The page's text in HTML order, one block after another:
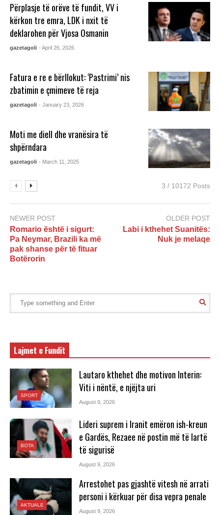
Përplasje të orëve të fundit, VV i
kërkon tre emra, LDK i nxit të
deklarohen për Vjosa Osmanin
gazetagoli - April 26, 2026
Fatura e re e bërllokut: ‘Pastrimi’ nis
zbatimin e çmimeve të reja
gazetagoli - January 23, 2026
Moti me diell dhe vranësira të
shpërndara
gazetagoli - March 11, 2025
3 / 10172 Posts
NEWER POST
Romario është i sigurt:
Pa Neymar, Brazili ka më
pak shanse për të fituar
Botërorin
OLDER POST
Labi i kthehet Suanitës:
Nuk je melaqe
Lajmet e Fundit
SPORT
Lautaro kthehet dhe motivon Interin:
Viti i nëntë, e njëjta uri
August 9, 2026
BOTA
Lideri suprem i Iranit emëron ish-kreun
e Gardës, Rezaee në postin më të lartë
të sigurisë
August 9, 2026
AKTUALE
Arrestohet pas gjashtë vitesh në arrati
personi i kërkuar për disa vepra penale
August 9, 2026